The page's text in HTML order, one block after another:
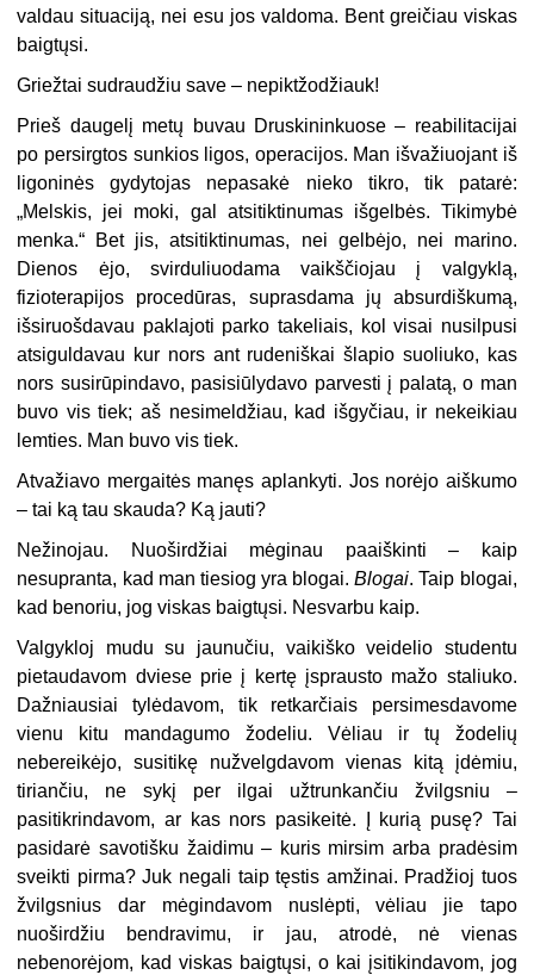
valdau situaciją, nei esu jos valdoma. Bent greičiau viskas
baigtųsi.
Griežtai sudraudžiu save – nepiktžodžiauk!
Prieš daugelį metų buvau Druskininkuose – reabilitacijai
po persirgtos sunkios ligos, operacijos. Man išvažiuojant iš
ligoninės gydytojas nepasakė nieko tikro, tik patarė:
„Melskis, jei moki, gal atsitiktinumas išgelbės. Tikimybė
menka.“ Bet jis, atsitiktinumas, nei gelbėjo, nei marino.
Dienos ėjo, svirduliuodama vaikščiojau į valgyklą,
fizioterapijos procedūras, suprasdama jų absurdiškumą,
išsiruošdavau paklajoti parko takeliais, kol visai nusilpusi
atsiguldavau kur nors ant rudeniškai šlapio suoliuko, kas
nors susirūpindavo, pasisiūlydavo parvesti į palatą, o man
buvo vis tiek; aš nesimeldžiau, kad išgyčiau, ir nekeikiau
lemties. Man buvo vis tiek.
Atvažiavo mergaitės manęs aplankyti. Jos norėjo aiškumo
– tai ką tau skauda? Ką jauti?
Nežinojau. Nuoširdžiai mėginau paaiškinti – kaip
nesupranta, kad man tiesiog yra blogai.Blogai. Taip blogai,
kad benoriu, jog viskas baigtųsi. Nesvarbu kaip.
Valgykloj mudu su jaunučiu, vaikiško veidelio studentu
pietaudavom dviese prie į kertę įsprausto mažo staliuko.
Dažniausiai tylėdavom, tik retkarčiais persimesdavome
vienu kitu mandagumo žodeliu. Vėliau ir tų žodelių
nebereikėjo, susitikę nužvelgdavom vienas kitą įdėmiu,
tiriančiu, ne sykį per ilgai užtrunkančiu žvilgsniu –
pasitikrindavom, ar kas nors pasikeitė. Į kurią pusę? Tai
pasidarė savotišku žaidimu – kuris mirsim arba pradėsim
sveikti pirma? Juk negali taip tęstis amžinai. Pradžioj tuos
žvilgsnius dar mėgindavom nuslėpti, vėliau jie tapo
nuoširdžiu bendravimu, ir jau, atrodė, nė vienas
nebenorėjom, kad viskas baigtųsi, o kai įsitikindavom, jog